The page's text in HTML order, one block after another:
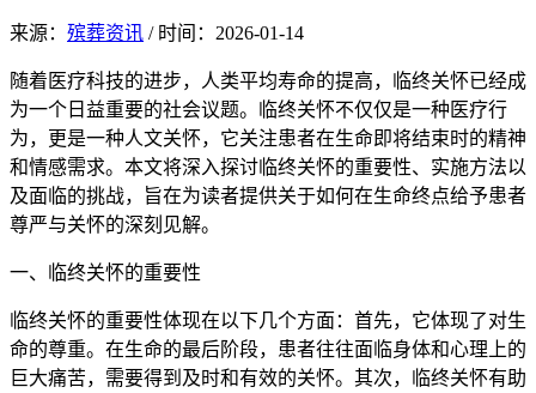
来源： 殡葬资讯 / 时间： 2026-01-14
随着医疗科技的进步，人类平均寿命的提高，临终关怀已经成
为一个日益重要的社会议题。临终关怀不仅仅是一种医疗行
为，更是一种人文关怀，它关注患者在生命即将结束时的精神
和情感需求。本文将深入探讨临终关怀的重要性、实施方法以
及面临的挑战，旨在为读者提供关于如何在生命终点给予患者
尊严与关怀的深刻见解。
一、临终关怀的重要性
临终关怀的重要性体现在以下几个方面：首先，它体现了对生
命的尊重。在生命的最后阶段，患者往往面临身体和心理上的
巨大痛苦，需要得到及时和有效的关怀。其次，临终关怀有助